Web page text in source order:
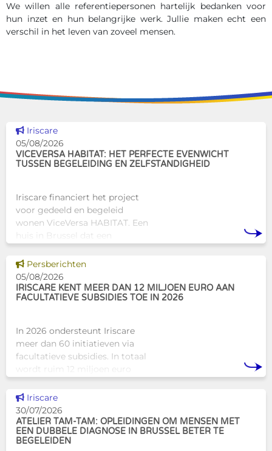
We willen alle referentiepersonen hartelijk bedanken voor
hun inzet en hun belangrijke werk. Jullie maken echt een
verschil in het leven van zoveel mensen.
Dit nieuws tonen
Iriscare
05/08/2026
VICEVERSA HABITAT: HET PERFECTE EVENWICHT
TUSSEN BEGELEIDING EN ZELFSTANDIGHEID
Iriscare financiert het project
voor gedeeld en begeleid
wonen ViceVersa HABITAT. Een
huis in Brussel dat een
alternatief biedt voor de
traditionele
huisvestingsstructuren v
Dit nieuws tonen
Persberichten
05/08/2026
IRISCARE KENT MEER DAN 12 MILJOEN EURO AAN
FACULTATIEVE SUBSIDIES TOE IN 2026
In 2026 ondersteunt Iriscare
meer dan 60 initiatieven via
facultatieve subsidies. In totaal
wordt ruim 12 miljoen euro
Brusselse actoren die actief
zijn op het vlak van gezondhe
Dit nieuws tonen
Iriscare
30/07/2026
ATELIER TAM-TAM: OPLEIDINGEN OM MENSEN MET
EEN DUBBELE DIAGNOSE IN BRUSSEL BETER TE
BEGELEIDEN